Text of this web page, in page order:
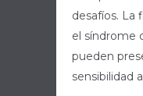
desafíos. La
el síndrome
pueden
sensibilidad